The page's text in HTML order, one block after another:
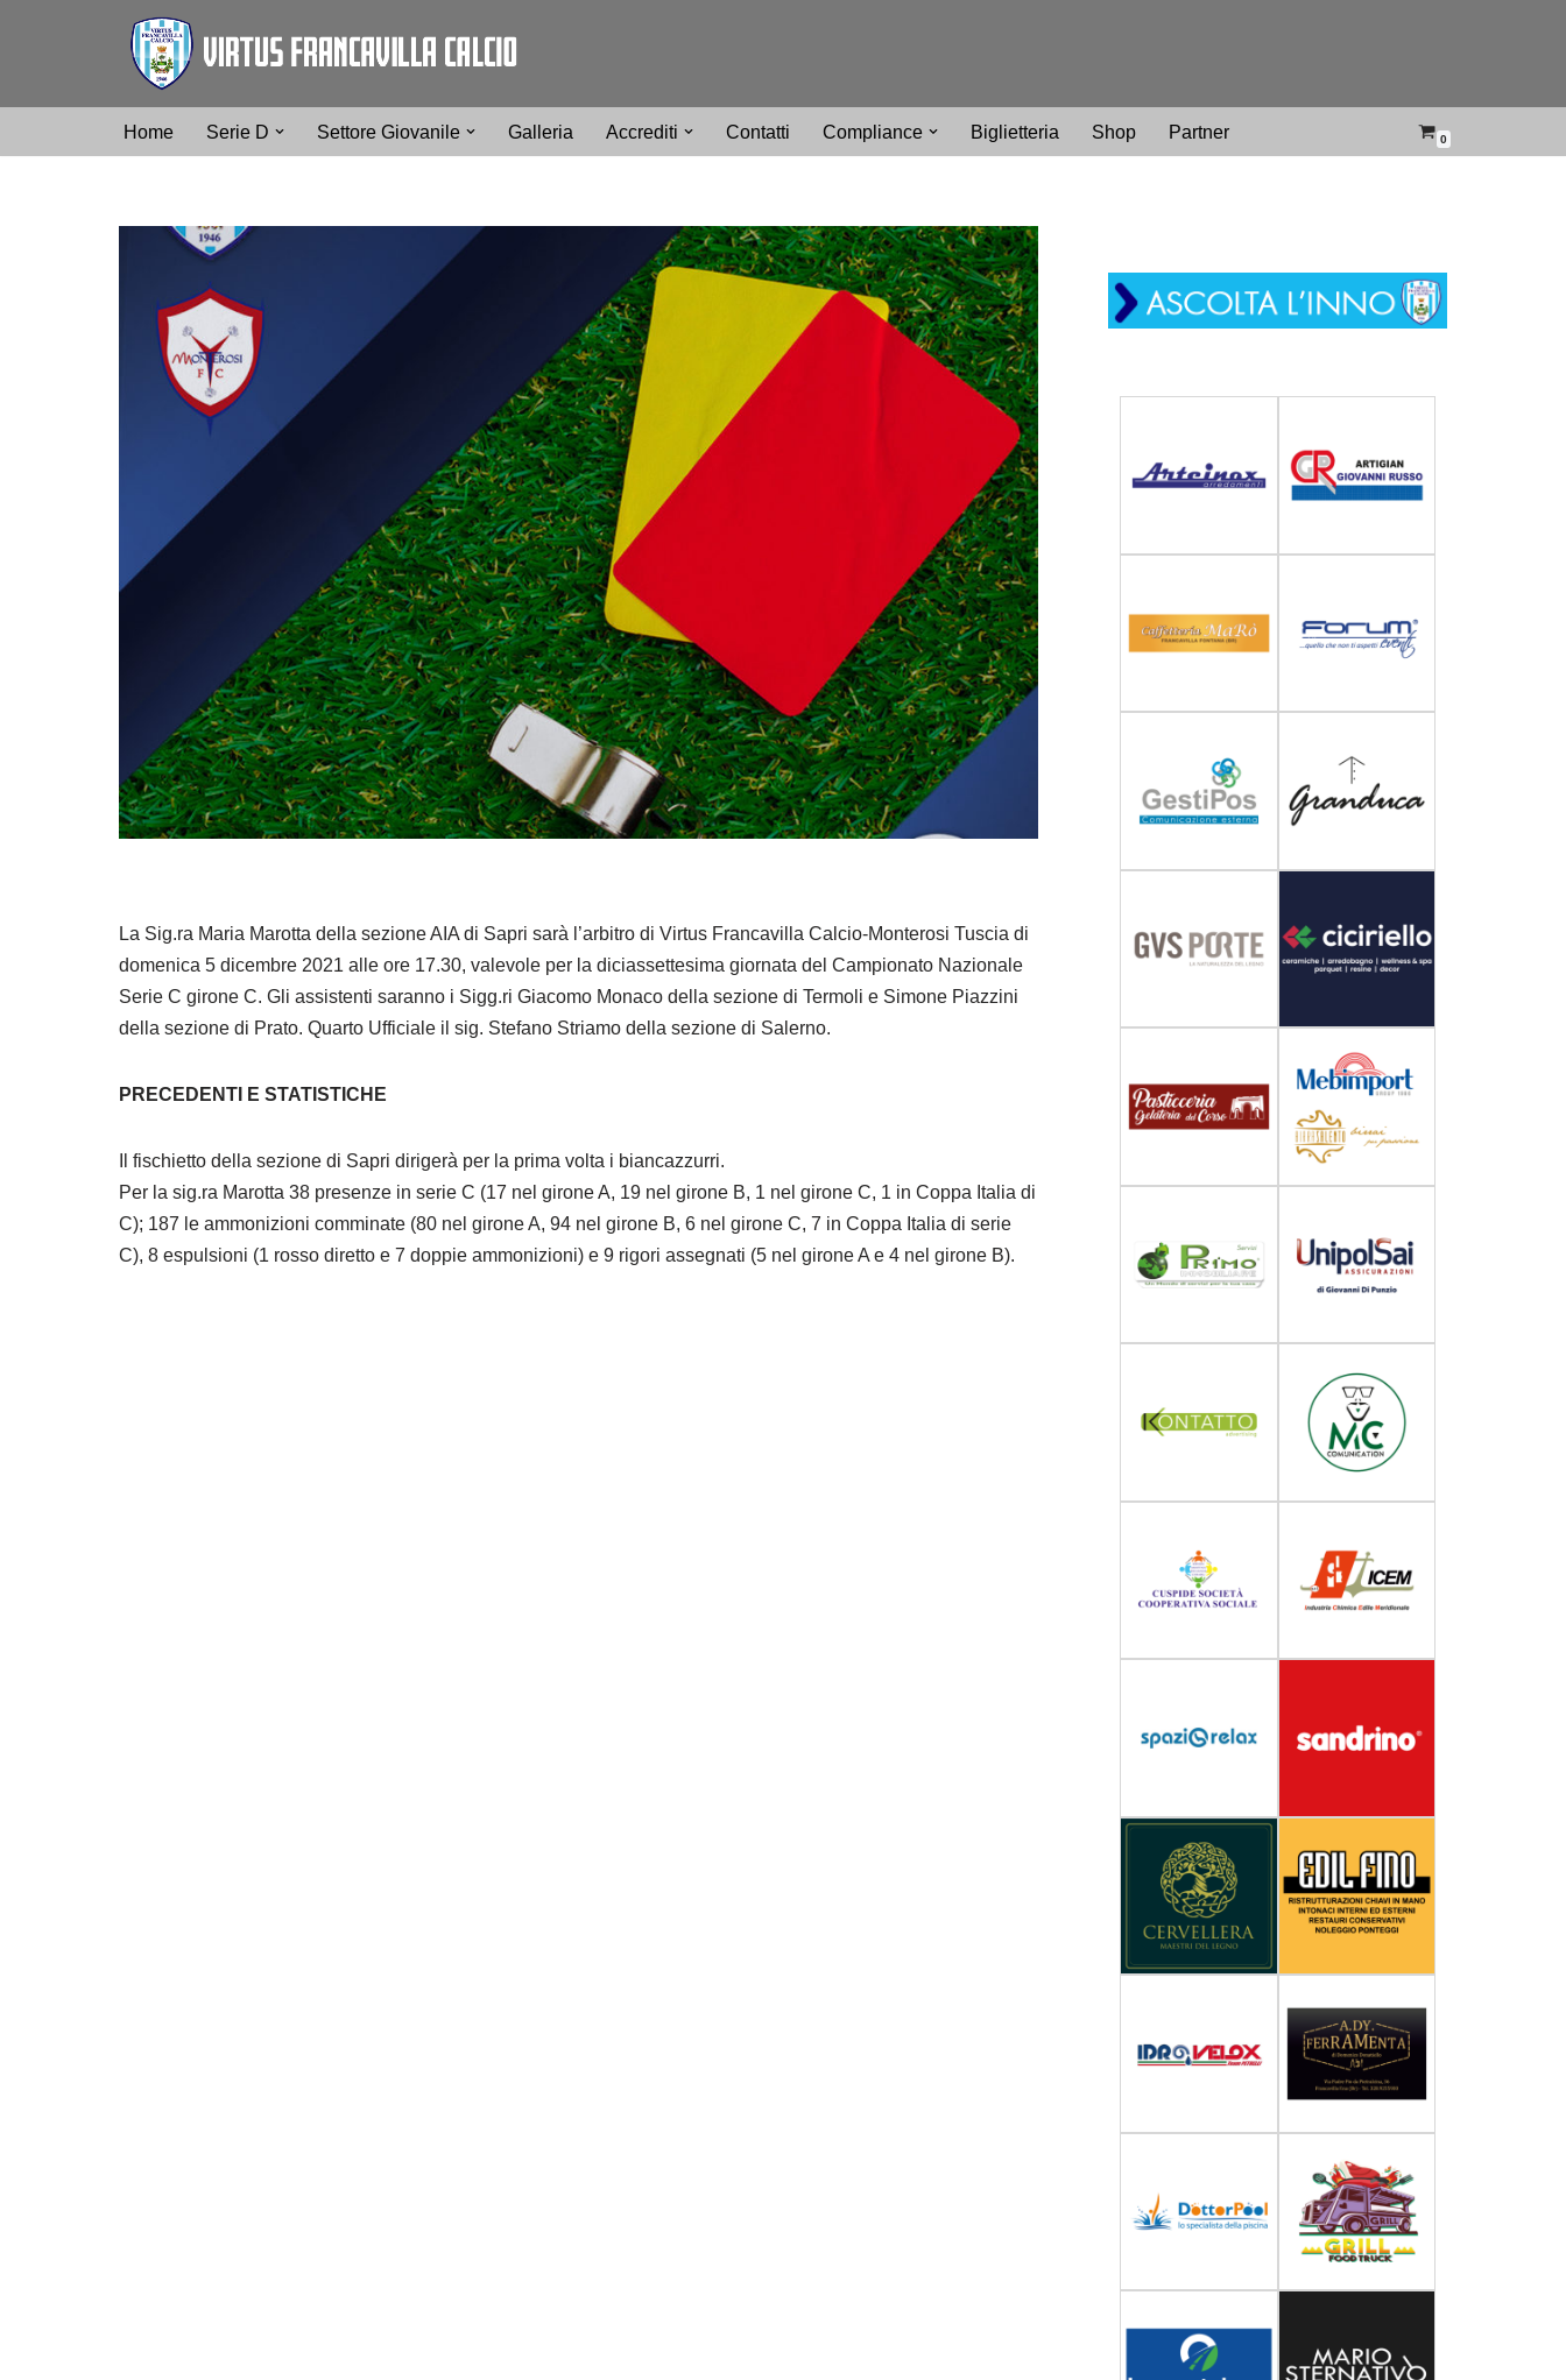
Home Serie D Settore Giovanile Galleria Accrediti Contatti Compliance Biglietteria Shop Partner 0
La Sig.ra Maria Marotta della sezione AIA di Sapri sarà l’arbitro di Virtus Francavilla Calcio-Monterosi Tuscia di
domenica 5 dicembre 2021 alle ore 17.30, valevole per la diciassettesima giornata del Campionato Nazionale
Serie C girone C. Gli assistenti saranno i Sigg.ri Giacomo Monaco della sezione di Termoli e Simone Piazzini
della sezione di Prato. Quarto Ufficiale il sig. Stefano Striamo della sezione di Salerno.
PRECEDENTI E STATISTICHE
Il fischietto della sezione di Sapri dirigerà per la prima volta i biancazzurri.
Per la sig.ra Marotta 38 presenze in serie C (17 nel girone A, 19 nel girone B, 1 nel girone C, 1 in Coppa Italia di
C); 187 le ammonizioni comminate (80 nel girone A, 94 nel girone B, 6 nel girone C, 7 in Coppa Italia di serie
C), 8 espulsioni (1 rosso diretto e 7 doppie ammonizioni) e 9 rigori assegnati (5 nel girone A e 4 nel girone B).